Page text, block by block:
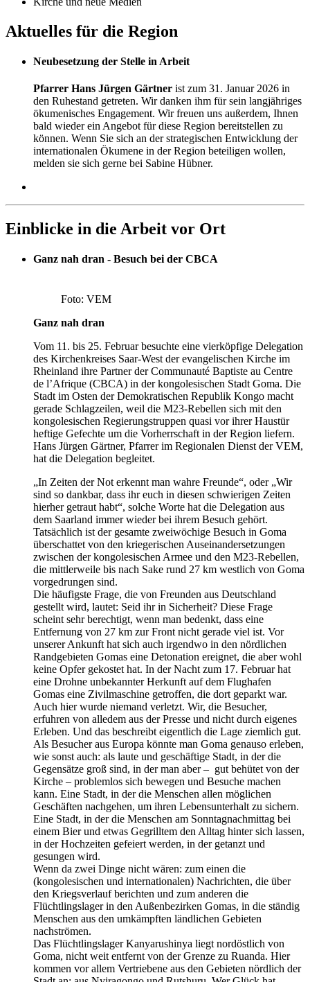
Aktuelles für die Region
Neubesetzung der Stelle in Arbeit
Pfarrer Hans Jürgen Gärtner ist zum 31. Januar 2026 in
den Ruhestand getreten. Wir danken ihm für sein langjähriges
ökumenisches Engagement. Wir freuen uns außerdem, Ihnen
bald wieder ein Angebot für diese Region bereitstellen zu
können. Wenn Sie sich an der strategischen Entwicklung der
internationalen Ökumene in der Region beteiligen wollen,
melden sie sich gerne bei Sabine Hübner.
Einblicke in die Arbeit vor Ort
Ganz nah dran - Besuch bei der CBCA
Foto: VEM
Ganz nah dran
Vom 11. bis 25. Februar besuchte eine vierköpfige Delegation
des Kirchenkreises Saar-West der evangelischen Kirche im
Rheinland ihre Partner der Communauté Baptiste au Centre
de l’Afrique (CBCA) in der kongolesischen Stadt Goma. Die
Stadt im Osten der Demokratischen Republik Kongo macht
gerade Schlagzeilen, weil die M23-Rebellen sich mit den
kongolesischen Regierungstruppen quasi vor ihrer Haustür
heftige Gefechte um die Vorherrschaft in der Region liefern.
Hans Jürgen Gärtner, Pfarrer im Regionalen Dienst der VEM,
hat die Delegation begleitet.
„In Zeiten der Not erkennt man wahre Freunde“, oder „Wir
sind so dankbar, dass ihr euch in diesen schwierigen Zeiten
hierher getraut habt“, solche Worte hat die Delegation aus
dem Saarland immer wieder bei ihrem Besuch gehört.
Tatsächlich ist der gesamte zweiwöchige Besuch in Goma
überschattet von den kriegerischen Auseinandersetzungen
zwischen der kongolesischen Armee und den M23-Rebellen,
die mittlerweile bis nach Sake rund 27 km westlich von Goma
vorgedrungen sind.
Die häufigste Frage, die von Freunden aus Deutschland
gestellt wird, lautet: Seid ihr in Sicherheit? Diese Frage
scheint sehr berechtigt, wenn man bedenkt, dass eine
Entfernung von 27 km zur Front nicht gerade viel ist. Vor
unserer Ankunft hat sich auch irgendwo in den nördlichen
Randgebieten Gomas eine Detonation ereignet, die aber wohl
keine Opfer gekostet hat. In der Nacht zum 17. Februar hat
eine Drohne unbekannter Herkunft auf dem Flughafen
Gomas eine Zivilmaschine getroffen, die dort geparkt war.
Auch hier wurde niemand verletzt. Wir, die Besucher,
erfuhren von alledem aus der Presse und nicht durch eigenes
Erleben. Und das beschreibt eigentlich die Lage ziemlich gut.
Als Besucher aus Europa könnte man Goma genauso erleben,
wie sonst auch: als laute und geschäftige Stadt, in der die
Gegensätze groß sind, in der man aber – gut behütet von der
Kirche – problemlos sich bewegen und Besuche machen
kann. Eine Stadt, in der die Menschen allen möglichen
Geschäften nachgehen, um ihren Lebensunterhalt zu sichern.
Eine Stadt, in der die Menschen am Sonntagnachmittag bei
einem Bier und etwas Gegrilltem den Alltag hinter sich lassen,
in der Hochzeiten gefeiert werden, in der getanzt und
gesungen wird.
Wenn da zwei Dinge nicht wären: zum einen die
(kongolesischen und internationalen) Nachrichten, die über
den Kriegsverlauf berichten und zum anderen die
Flüchtlingslager in den Außenbezirken Gomas, in die ständig
Menschen aus den umkämpften ländlichen Gebieten
nachströmen.
Das Flüchtlingslager Kanyarushinya liegt nordöstlich von
Goma, nicht weit entfernt von der Grenze zu Ruanda. Hier
kommen vor allem Vertriebene aus den Gebieten nördlich der